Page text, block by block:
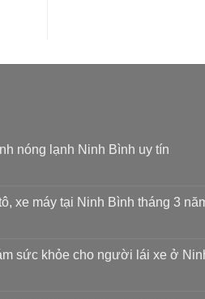
nóng lạnh Ninh Bình uy tín
xe máy tại Ninh Bình tháng 3
sức khỏe cho người lái xe ở